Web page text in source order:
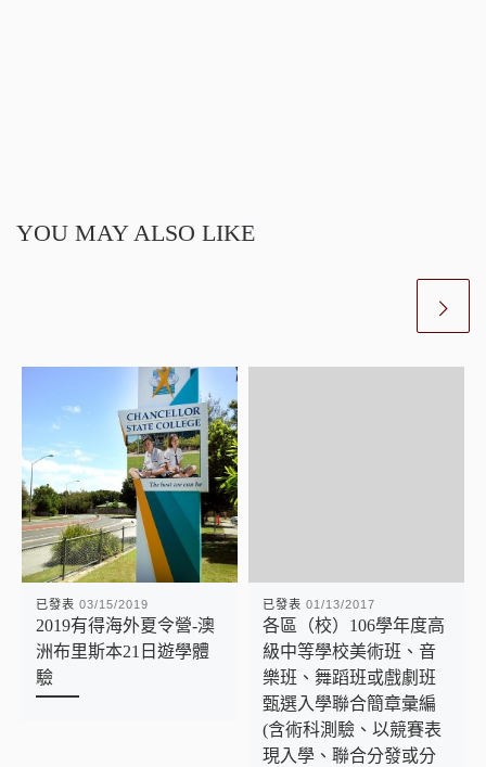
YOU MAY ALSO LIKE
已發表 03/15/2019
2019有得海外夏令營-澳
洲布里斯本21日遊學體
驗
已發表 01/13/2017
各區（校）106學年度高
級中等學校美術班、音
樂班、舞蹈班或戲劇班
甄選入學聯合簡章彙編
(含術科測驗、以競賽表
現入學、聯合分發或分